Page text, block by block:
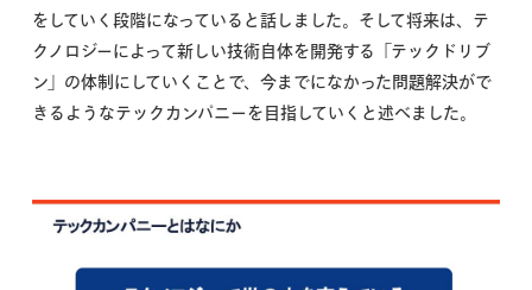
をしていく段階になっていると話しました。そして将来は、テ
クノロジーによって新しい技術自体を開発する「テックドリブ
ン」の体制にしていくことで、今までになかった問題解決がで
きるようなテックカンパニーを目指していくと述べました。